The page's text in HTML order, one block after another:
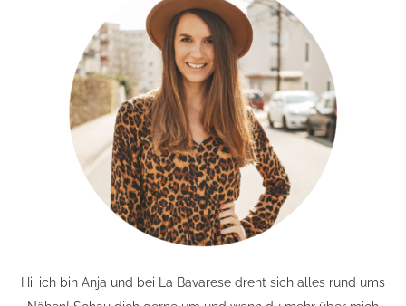
Hi, ich bin Anja und bei La Bavarese dreht sich alles rund ums